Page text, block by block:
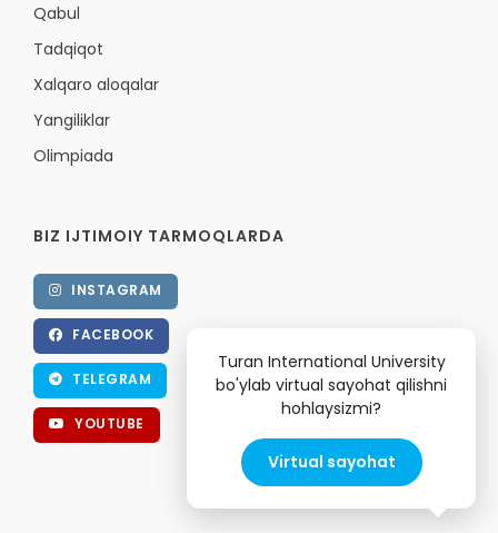
Qabul
Tadqiqot
Xalqaro aloqalar
Yangiliklar
Olimpiada
BIZ IJTIMOIY TARMOQLARDA
INSTAGRAM
FACEBOOK
TELEGRAM
YOUTUBE
Turan International University
bo'ylab virtual sayohat qilishni
hohlaysizmi?
Virtual sayohat